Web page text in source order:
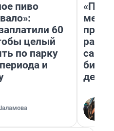
пиво
60
целый
по парку
и